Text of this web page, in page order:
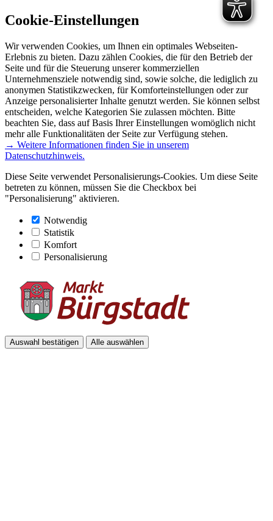
Cookie-Einstellungen
Wir verwenden Cookies, um Ihnen ein optimales Webseiten-
Erlebnis zu bieten. Dazu zählen Cookies, die für den Betrieb der
Seite und für die Steuerung unserer kommerziellen
Unternehmensziele notwendig sind, sowie solche, die lediglich zu
anonymen Statistikzwecken, für Komforteinstellungen oder zur
Anzeige personalisierter Inhalte genutzt werden. Sie können selbst
entscheiden, welche Kategorien Sie zulassen möchten. Bitte
beachten Sie, dass auf Basis Ihrer Einstellungen womöglich nicht
mehr alle Funktionalitäten der Seite zur Verfügung stehen.
→ Weitere Informationen finden Sie in unserem
Datenschutzhinweis.
Diese Seite verwendet Personalisierungs-Cookies. Um diese Seite
betreten zu können, müssen Sie die Checkbox bei
"Personalisierung" aktivieren.
Notwendig
Statistik
Komfort
Personalisierung
Auswahl bestätigen Alle auswählen